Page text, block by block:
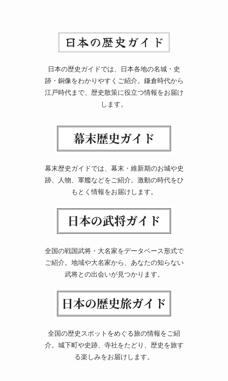
日本の歴史ガイドでは、日本各地の名城・史
跡・銅像をわかりやすくご紹介。鎌倉時代から
江戸時代まで、歴史散策に役立つ情報をお届け
します。
幕末歴史ガイドでは、幕末・維新期のお城や史
跡、人物、軍艦などをご紹介。激動の時代をひ
もとく情報をお届けします。
全国の戦国武将・大名家をデータベース形式で
ご紹介。地域や大名家から、あなたの知らない
武将との出会いが見つかります。
全国の歴史スポットをめぐる旅の情報をご紹
介。城下町や史跡、寺社をたどり、歴史を旅す
る楽しみをお届けします。